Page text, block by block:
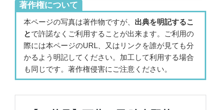
著作権について
本ページの写真は著作物ですが、 出典を明記するこ
とで許諾なくご利用することが出来ます。ご利用の
際には本ページのURL、又はリンクを誰が見ても分
かるよう明記してください。加工して利用する場合
も同じです。著作権侵害にご注意ください。